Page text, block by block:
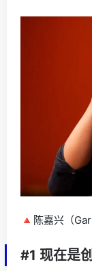
🔺陈嘉兴（
#1 现在是